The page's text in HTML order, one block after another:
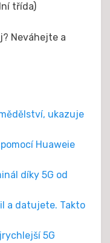
třída)
Neváhejte a
ukazuje
Huaweie
díky 5G od
a datujete. Takto
5G